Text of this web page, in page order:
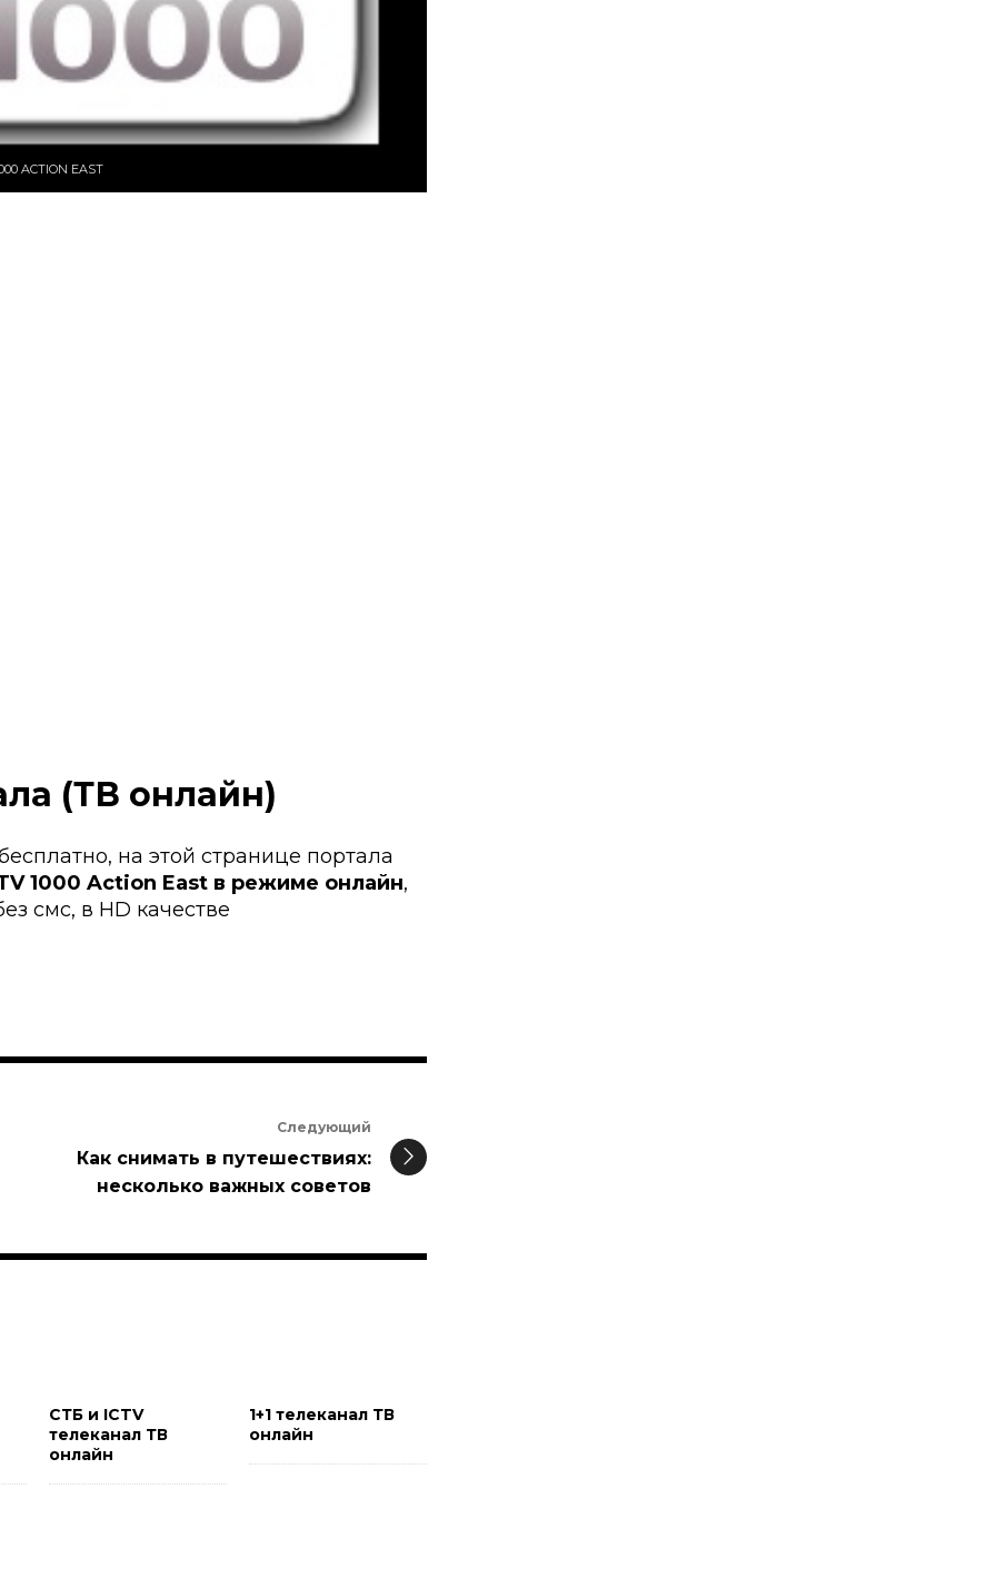
ACTION EAST
(ТВ онлайн)
на этой странице портала
1000 Action East в режиме онлайн,
смс, в HD качестве
Следующий
Как снимать в путешествиях:
несколько важных советов
СТБ и ICTV
телеканал ТВ
онлайн
1+1 телеканал ТВ
онлайн